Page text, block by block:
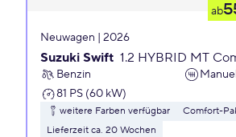
ab
Neuwagen | 2026
Suzuki Swift 1.2 HYBRID MT
Benzin
81 PS (60 kW)
weitere Farben verfügbar
Comfort-
Lieferzeit ca. 20 Wochen